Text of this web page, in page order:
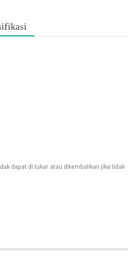
dapat di tukar atau dikembalikan jika tidak